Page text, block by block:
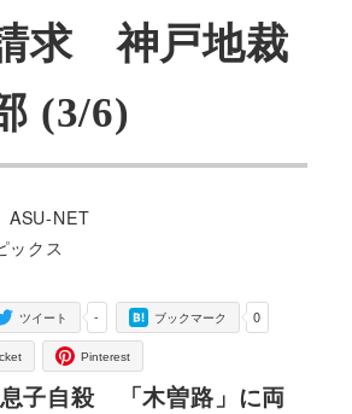
求 神戸地裁
(3/6)
著
者
ASU-NET
ックス
-
ツイート 0
ブックマーク
Pinterest
子自殺 「木曽路」に両